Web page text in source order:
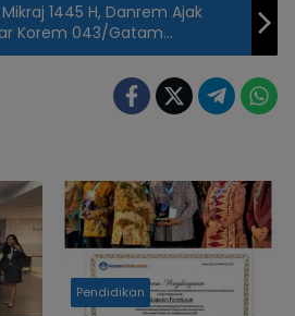
1445 H, Danrem Ajak
Korem 043/Gatam
Dekat Nabi Muhammad
Pendidikan